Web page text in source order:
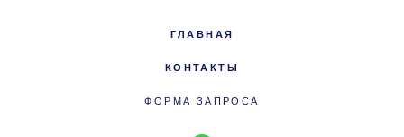
ГЛАВНАЯ
КОНТАКТЫ
ФОРМА ЗАПРОСА